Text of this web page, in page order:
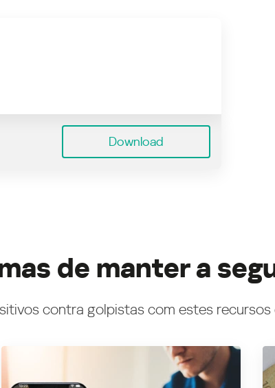
Download
de manter a
contra golpistas com estes recursos